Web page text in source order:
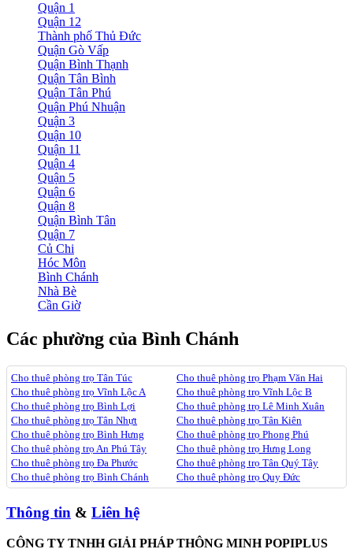
Quận 1
Quận 12
Thành phố Thủ Đức
Quận Gò Vấp
Quận Bình Thạnh
Quận Tân Bình
Quận Tân Phú
Quận Phú Nhuận
Quận 3
Quận 10
Quận 11
Quận 4
Quận 5
Quận 6
Quận 8
Quận Bình Tân
Quận 7
Củ Chi
Hóc Môn
Bình Chánh
Nhà Bè
Cần Giờ
Các phường của Bình Chánh
Cho thuê phòng trọ Tân Túc
Cho thuê phòng trọ Phạm Văn Hai
Cho thuê phòng trọ Vĩnh Lộc A
Cho thuê phòng trọ Vĩnh Lộc B
Cho thuê phòng trọ Bình Lợi
Cho thuê phòng trọ Lê Minh Xuân
Cho thuê phòng trọ Tân Nhựt
Cho thuê phòng trọ Tân Kiên
Cho thuê phòng trọ Bình Hưng
Cho thuê phòng trọ Phong Phú
Cho thuê phòng trọ An Phú Tây
Cho thuê phòng trọ Hưng Long
Cho thuê phòng trọ Đa Phước
Cho thuê phòng trọ Tân Quý Tây
Cho thuê phòng trọ Bình Chánh
Cho thuê phòng trọ Quy Đức
Thông tin & Liên hệ
CÔNG TY TNHH GIẢI PHÁP THÔNG MINH POPIPLUS